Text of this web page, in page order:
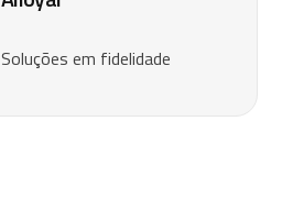
Soluções em fidelidade